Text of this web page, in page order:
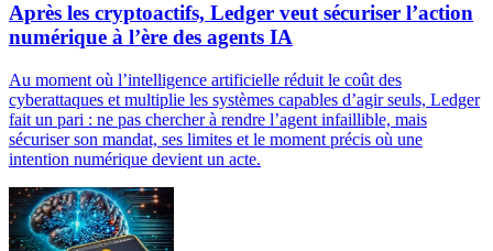
Après les cryptoactifs, Ledger veut sécuriser l’action
numérique à l’ère des agents IA
Au moment où l’intelligence artificielle réduit le coût des
cyberattaques et multiplie les systèmes capables d’agir seuls, Ledger
fait un pari : ne pas chercher à rendre l’agent infaillible, mais
sécuriser son mandat, ses limites et le moment précis où une
intention numérique devient un acte.